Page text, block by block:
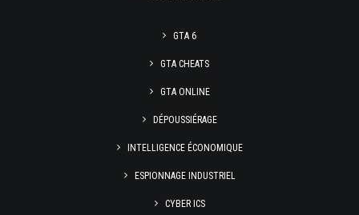
GTA 6
GTA CHEATS
GTA ONLINE
DÉPOUSSIÉRAGE
INTELLIGENCE ÉCONOMIQUE
ESPIONNAGE INDUSTRIEL
CYBER ICS